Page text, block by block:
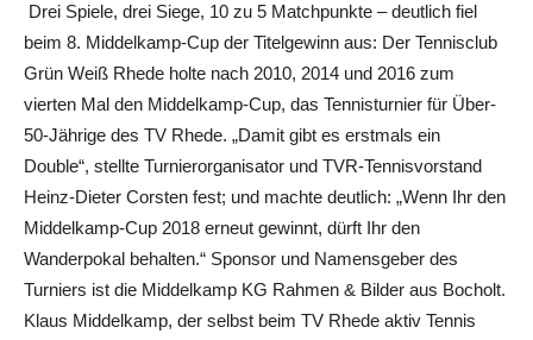
Drei Spiele, drei Siege, 10 zu 5 Matchpunkte – deutlich fiel
beim 8. Middelkamp-Cup der Titelgewinn aus: Der Tennisclub
Grün Weiß Rhede holte nach 2010, 2014 und 2016 zum
vierten Mal den Middelkamp-Cup, das Tennisturnier für Über-
50-Jährige des TV Rhede. „Damit gibt es erstmals ein
Double“, stellte Turnierorganisator und TVR-Tennisvorstand
Heinz-Dieter Corsten fest; und machte deutlich: „Wenn Ihr den
Middelkamp-Cup 2018 erneut gewinnt, dürft Ihr den
Wanderpokal behalten.“ Sponsor und Namensgeber des
Turniers ist die Middelkamp KG Rahmen & Bilder aus Bocholt.
Klaus Middelkamp, der selbst beim TV Rhede aktiv Tennis